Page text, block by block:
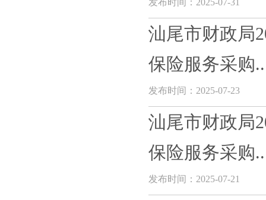
发布时间：2025-07-31
汕尾市财政局
保险服务采购
发布时间：2025-07-23
汕尾市财政局
保险服务采购
发布时间：2025-07-21